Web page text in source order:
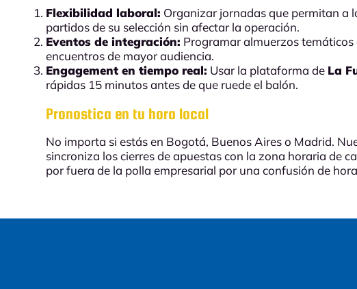
Flexibilidad laboral: Organizar jornadas que permitan a
partidos de su selección sin afectar la operación.
Eventos de integración: Programar almuerzos
encuentros de mayor audiencia.
Engagement en tiempo real: Usar la plataforma de La
rápidas 15 minutos antes de que ruede el balón.
Pronostica en tu hora local
No importa si estás en Bogotá, Buenos Aires o Madrid.
sincroniza los cierres de apuestas con la zona horaria de
por fuera de la polla empresarial por una confusión de